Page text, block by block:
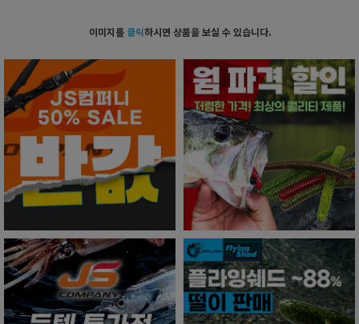
이미지를 클릭하시면 상품을 보실 수 있습니다.